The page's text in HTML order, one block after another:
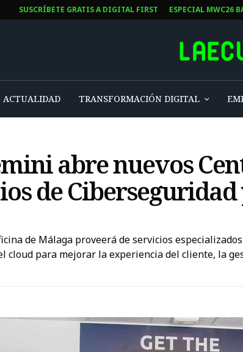
SUSCRÍBETE GRATIS A DIGITAL FIRST ESPECIAL MWC26
ACTUALIDAD TRANSFORMACIÓN DIGITAL
abre nuevos
de
de Málaga proveerá de servicios
cloud para mejorar la experiencia del cliente, la